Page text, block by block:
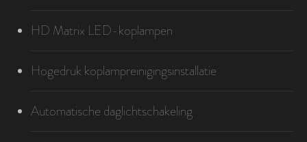
HD Matrix LED-koplampen
Hogedruk koplampreinigingsinstallatie
Automatische daglichtschakeling